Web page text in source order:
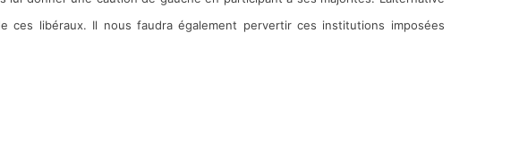
ces libéraux. Il nous faudra également pervertir ces institutions imposées